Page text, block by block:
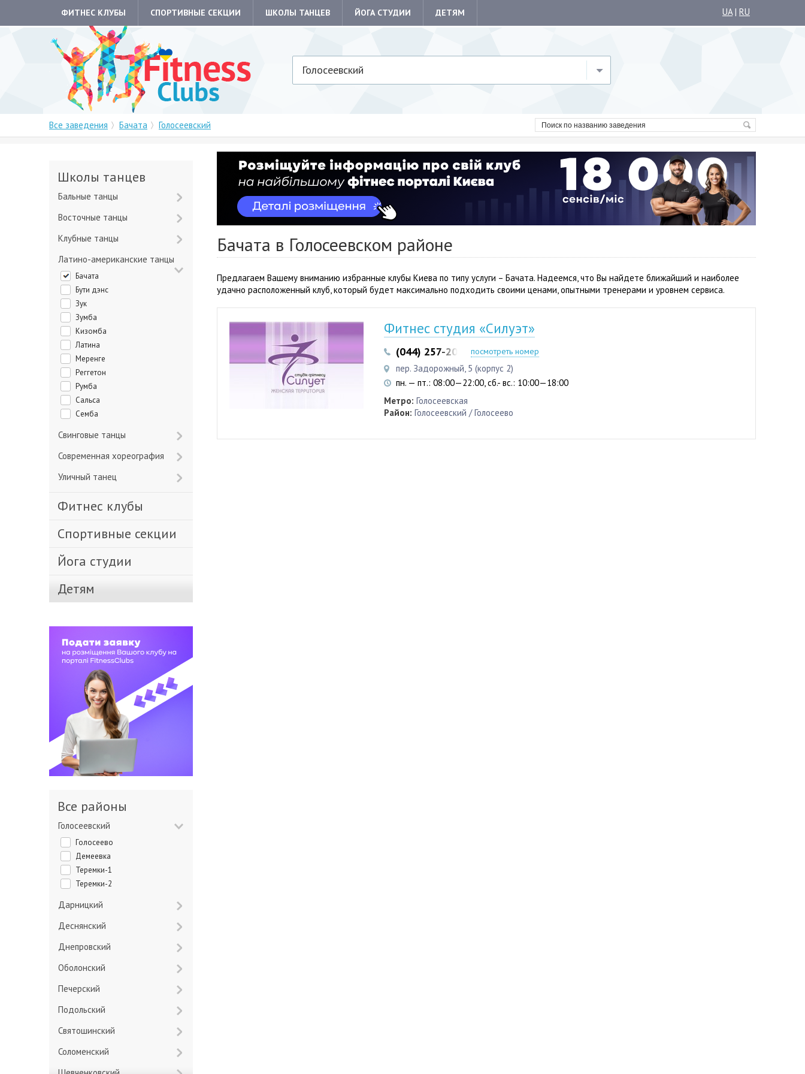
ФИТНЕС КЛУБЫ СПОРТИВНЫЕ СЕКЦИИ ШКОЛЫ ТАНЦЕВ ЙОГА СТУДИИ ДЕТЯМ UA| RU
Голосеевский
Все заведения Бачата Голосеевский
Бачата в Голосеевском районе
Предлагаем Вашему вниманию избранные клубы Киева по типу услуги – Бачата. Надеемся, что Вы найдете ближайший и наиболее
удачно расположенный клуб, который будет максимально подходить своими ценами, опытными тренерами и уровнем сервиса.
Фитнес студия «Силуэт»
(044) 257-20-80 (095) 554-44-44
посмотреть номер
пер. Задорожный, 5 (корпус 2)
пн. — пт.: 08:00—22:00, сб.- вс.: 10:00—18:00
Метро: Голосеевская
Район: Голосеевский / Голосеево
Школы танцев
Бальные танцы
Восточные танцы
Клубные танцы
Латино-американские танцы
Бачата
Бути дэнс
Зук
Зумба
Кизомба
Латина
Меренге
Реггетон
Румба
Сальса
Семба
Свинговые танцы
Современная хореография
Уличный танец
Фитнес клубы
Спортивные секции
Йога студии
Детям
Все районы
Голосеевский
Голосеево
Демеевка
Теремки-1
Теремки-2
Дарницкий
Деснянский
Днепровский
Оболонский
Печерский
Подольский
Святошинский
Соломенский